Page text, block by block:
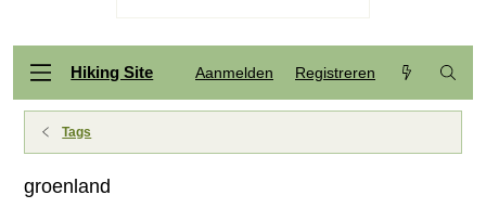
Hiking Site Aanmelden Registreren
Tags
groenland